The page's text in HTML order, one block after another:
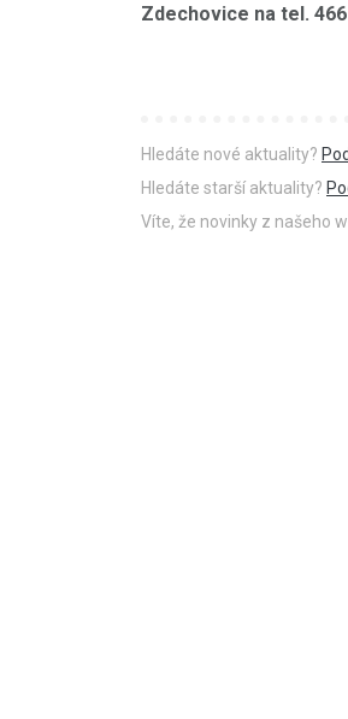
Zdechovice na tel. 466
Hledáte nové aktuality?
Hledáte starší aktuality?
Víte, že novinky z našeho